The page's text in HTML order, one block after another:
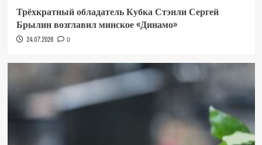
Трёхкратный обладатель Кубка Стэнли Сергей
Брылин возглавил минское «Динамо»
24.07.2026 0